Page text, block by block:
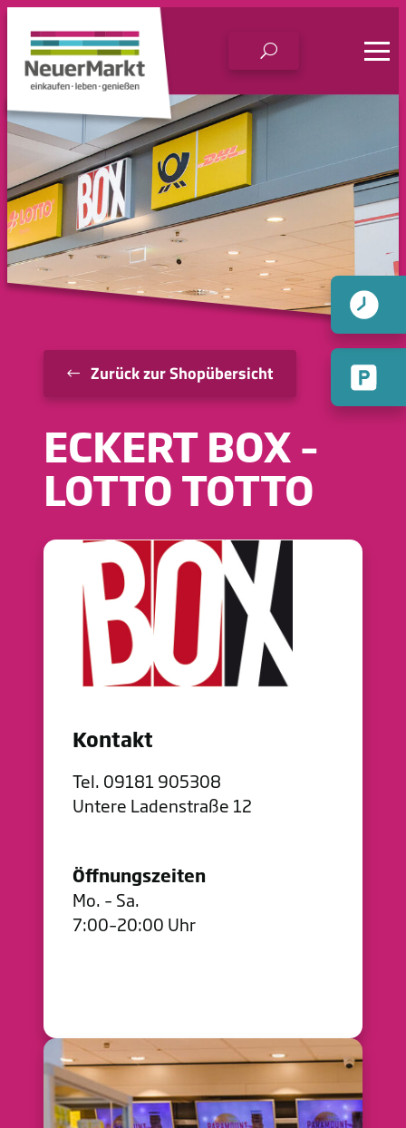
Zum
Inhalt
springen
Zurück zur Shopübersicht
ECKERT BOX –
LOTTO TOTTO
Kontakt
Tel. 09181 905308
Untere Ladenstraße 12
Öffnungszeiten
Mo. – Sa.
7:00–20:00 Uhr